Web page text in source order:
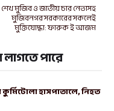
শেখ মুজিব ও জাতীয় চার নেতাসহ
মুজিবনগর সরকারের সকলেই
মুক্তিযোদ্ধা: ফারুক ই আজম
পারে
কুর্মিটোলা হাসপাতালে, নিহত